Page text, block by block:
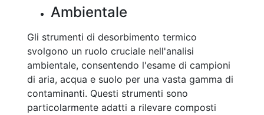
Ambientale
Gli strumenti di desorbimento termico
svolgono un ruolo cruciale nell'analisi
ambientale, consentendo l'esame di campioni
di aria, acqua e suolo per una vasta gamma di
contaminanti. Questi strumenti sono
particolarmente adatti a rilevare composti